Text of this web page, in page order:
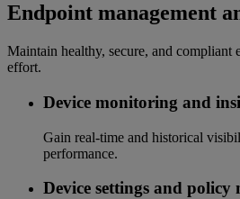
Endpoint management
Maintain healthy, secure, and compliant
effort.
Device monitoring and
Gain real-time and historical
performance.
Device settings and policy